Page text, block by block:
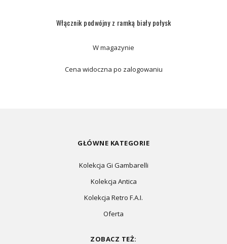
Włącznik podwójny z ramką biały połysk
W magazynie
Cena widoczna po zalogowaniu
GŁÓWNE KATEGORIE
Kolekcja Gi Gambarelli
Kolekcja Antica
Kolekcja Retro F.A.I.
Oferta
ZOBACZ TEŻ: